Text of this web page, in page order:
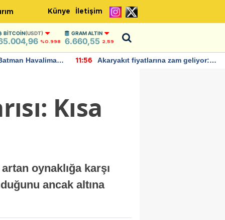
Künye İletişim
BITCOIN(USDT)
%0.998
GRAM ALTIN
6.660,55 2,59
Havalimanı
11:56
Akaryakıt fiyatlarına zam geliyor:
Kısa
oynaklığa karşı
ancak altına